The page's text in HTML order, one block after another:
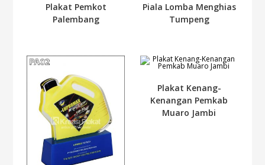
Plakat Pemkot
Palembang
Piala Lomba Menghias
Tumpeng
Plakat Kenang-
Kenangan Pemkab
Muaro Jambi